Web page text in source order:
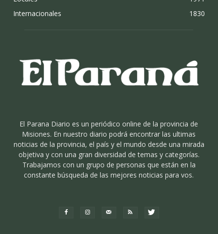
Internacionales
1830
El Parana Diario es un periódico online de la provincia de
Misiones. En nuestro diario podrá encontrar las ultimas
noticias de la provincia, el país y el mundo desde una mirada
objetiva y con una gran diversidad de temas y categorías.
Trabajamos con un grupo de personas que están en la
constante búsqueda de las mejores noticias para vos.